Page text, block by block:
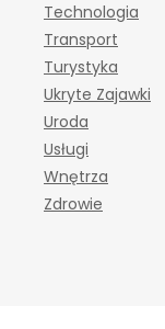
Technologia
Transport
Turystyka
Ukryte Zajawki
Uroda
Usługi
Wnętrza
Zdrowie